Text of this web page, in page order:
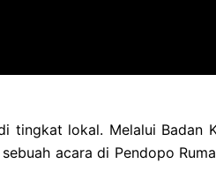
lokal. Melalui Badan
acara di Pendopo